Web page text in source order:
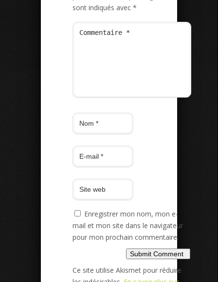
sont indiqués avec *
Enregistrer mon nom, mon e-
mail et mon site dans le navigateur
pour mon prochain commentaire.
Ce site utilise Akismet pour réduire